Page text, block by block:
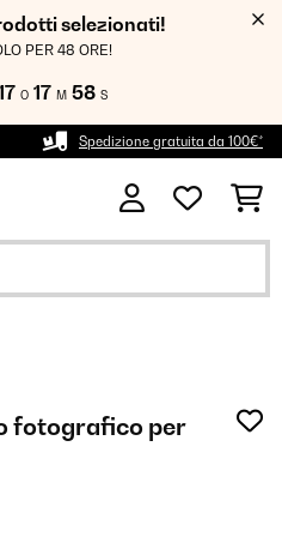
selezionati!
PER 48 ORE!
O 17 M 56 S
Spedizione gratuita da 100€*
fotografico per